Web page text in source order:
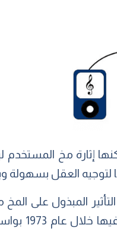
لتوجيه العقل بسهولة
المبذول على